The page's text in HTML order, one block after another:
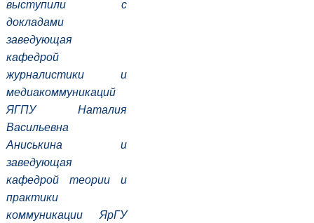
выступили с
докладами
заведующая
кафедрой
журналистики и
медиакоммуникаций
ЯГПУ Наталия
Васильевна
Аниськина и
заведующая
кафедрой теории и
практики
коммуникации ЯрГУ